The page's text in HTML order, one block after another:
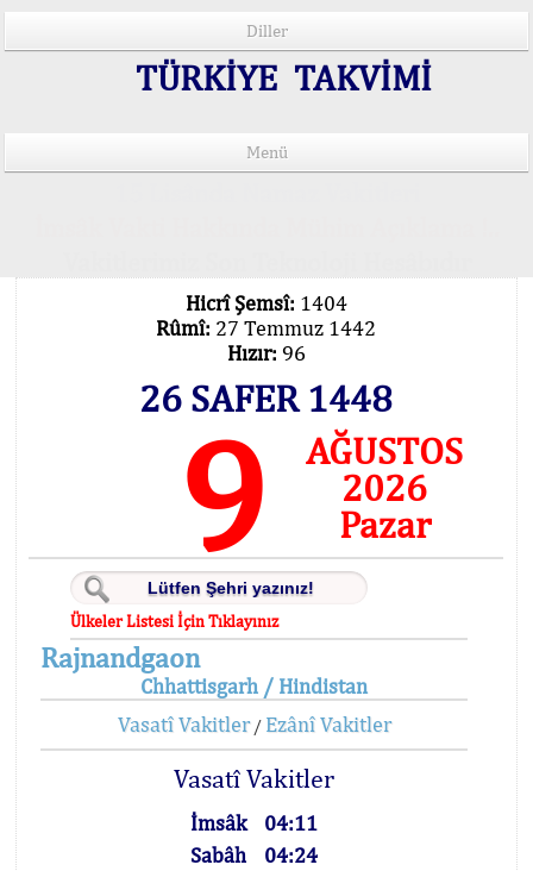
Diller
TÜRKİYE TAKVİMİ
Menü
Hicrî Şemsî: 1404
Rûmî: 27 Temmuz 1442
Hızır: 96
26 SAFER 1448
9
AĞUSTOS
2026
Pazar
Ülkeler Listesi İçin Tıklayınız
Rajnandgaon
Chhattisgarh / Hindistan
Vasatî Vakitler/ Ezânî Vakitler
Vasatî Vakitler
İmsâk
04:11
Sabâh
04:24